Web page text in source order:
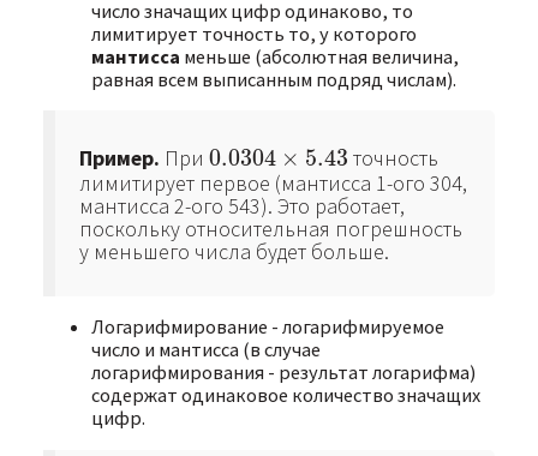
число значащих цифр одинаково, то
лимитирует точность то, у которого
мантисса меньше (абсолютная величина,
равная всем выписанным подряд числам).
Пример. При 0.0304 × 5.43
0.0304× 5.43
точность
лимитирует первое (мантисса 1-ого 304,
мантисса 2-ого 543). Это работает,
поскольку относительная погрешность
у меньшего числа будет больше.
Логарифмирование - логарифмируемое
число и мантисса (в случае
логарифмирования - результат логарифма)
содержат одинаковое количество значащих
цифр.